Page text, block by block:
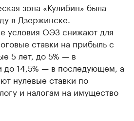
зона «Кулибин» была
в Дзержинске.
условия ОЭЗ снижают для
ставки на прибыль с
5 лет, до 5% — в
до 14,5% — в последующем, а
нулевые ставки по
и налогам на имущество